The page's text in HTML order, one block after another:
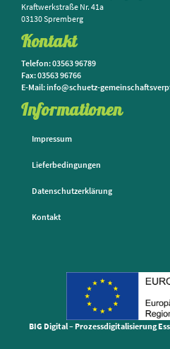
Kraftwerkstraße Nr. 41a
03130 Spremberg
Kontakt
Telefon: 03563 96789
Fax: 03563 96766
E-Mail: info@schuetz-
Informationen
Impressum
Lieferbedingungen
Datenschutzerklärung
Kontakt
BIG Digital – Prozessdigitalisierung